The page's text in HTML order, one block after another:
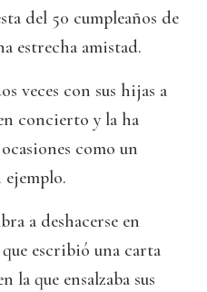
del 50 cumpleaños de
estrecha amistad.
veces con sus hijas a
concierto y la ha
como un
ejemplo.
a deshacerse en
escribió una carta
la que ensalzaba sus